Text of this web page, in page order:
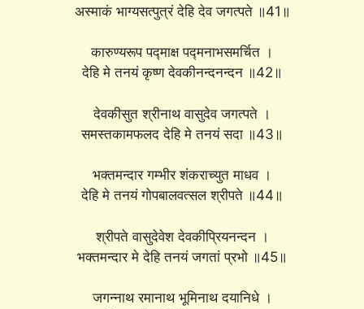
अस्माकं भाग्यसत्पुत्रं देहि देव जगत्पते ॥41॥
कारुण्यरूप पद्माक्ष पद्मनाभसमर्चित ।
देहि मे तनयं कृष्ण देवकीनन्दनन्दन ॥42॥
देवकीसुत श्रीनाथ वासुदेव जगत्पते ।
समस्तकामफलद देहि मे तनयं सदा ॥43॥
भक्तमन्दार गम्भीर शंकराच्युत माधव ।
देहि मे तनयं गोपबालवत्सल श्रीपते ॥44॥
श्रीपते वासुदेवेश देवकीप्रियनन्दन ।
भक्तमन्दार मे देहि तनयं जगतां प्रभो ॥45॥
जगन्नाथ रमानाथ भूमिनाथ दयानिधे ।